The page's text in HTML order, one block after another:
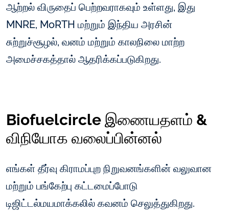
ஆற்றல் விருதைப் பெற்றவராகவும் உள்ளது, இது
MNRE, MoRTH மற்றும் இந்திய அரசின்
சுற்றுச்சூழல், வனம் மற்றும் காலநிலை மாற்ற
அமைச்சகத்தால் ஆதரிக்கப்படுகிறது.
Biofuelcircle இணையதளம் &
விநியோக வலைப்பின்னல்
எங்கள் தீர்வு கிராமப்புற நிறுவனங்களின் வலுவான
மற்றும் பங்கேற்பு கட்டமைப்போடு
டிஜிட்டல்மயமாக்கலில் கவனம் செலுத்துகிறது.